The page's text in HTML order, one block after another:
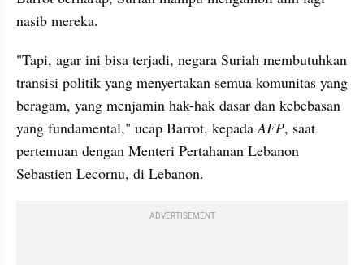
nasib mereka.
"Tapi, agar ini bisa terjadi, negara Suriah membutuhkan
transisi politik yang menyertakan semua komunitas yang
beragam, yang menjamin hak-hak dasar dan kebebasan
yang fundamental," ucap Barrot, kepada AFP, saat
pertemuan dengan Menteri Pertahanan Lebanon
Sebastien Lecornu, di Lebanon.
ADVERTISEMENT